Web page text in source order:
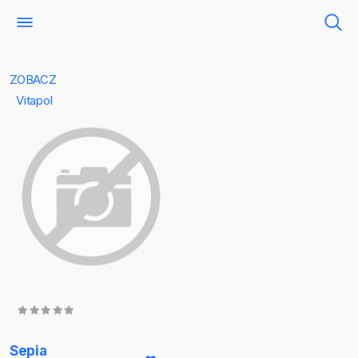
ZOBACZ
Vitapol
Sepia